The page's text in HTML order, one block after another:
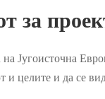
за
Југоисточна
и целите и да се